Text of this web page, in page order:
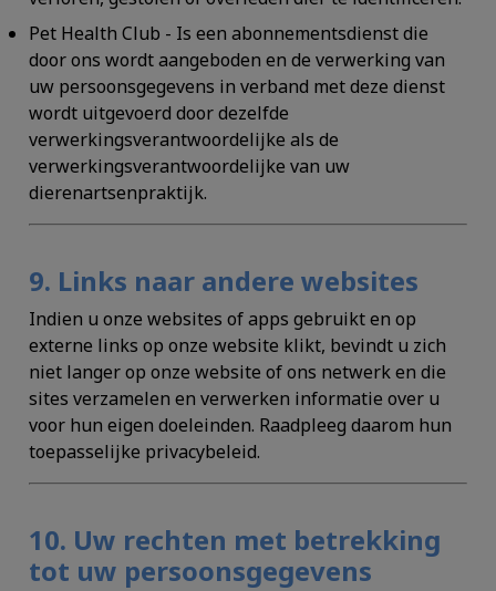
Pet Health Club - Is een abonnementsdienst die
door ons wordt aangeboden en de verwerking van
uw persoonsgegevens in verband met deze dienst
wordt uitgevoerd door dezelfde
verwerkingsverantwoordelijke als de
verwerkingsverantwoordelijke van uw
dierenartsenpraktijk.
9. Links naar andere websites
Indien u onze websites of apps gebruikt en op
externe links op onze website klikt, bevindt u zich
niet langer op onze website of ons netwerk en die
sites verzamelen en verwerken informatie over u
voor hun eigen doeleinden. Raadpleeg daarom hun
toepasselijke privacybeleid.
10. Uw rechten met betrekking
tot uw persoonsgegevens